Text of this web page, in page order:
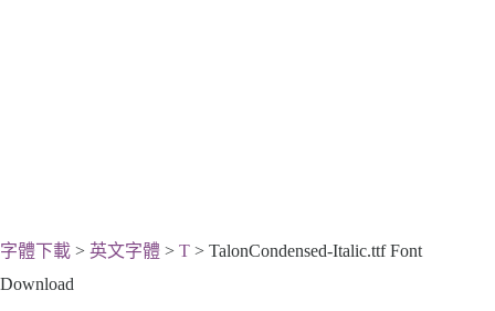
字體下載 > 英文字體 > T > TalonCondensed-Italic.ttf Font
Download